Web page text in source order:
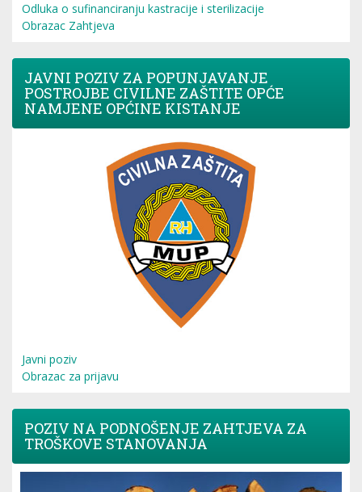
Odluka o sufinanciranju kastracije i sterilizacije
Obrazac Zahtjeva
JAVNI POZIV ZA POPUNJAVANJE
POSTROJBE CIVILNE ZAŠTITE OPĆE
NAMJENE OPĆINE KISTANJE
Javni poziv
Obrazac za prijavu
POZIV NA PODNOŠENJE ZAHTJEVA ZA
TROŠKOVE STANOVANJA